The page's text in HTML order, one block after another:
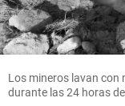
Los mineros lavan con
durante las 24 horas